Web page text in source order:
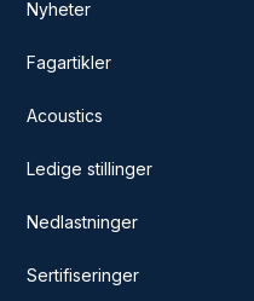
Nyheter
Fagartikler
Acoustics
Ledige stillinger
Nedlastninger
Sertifiseringer